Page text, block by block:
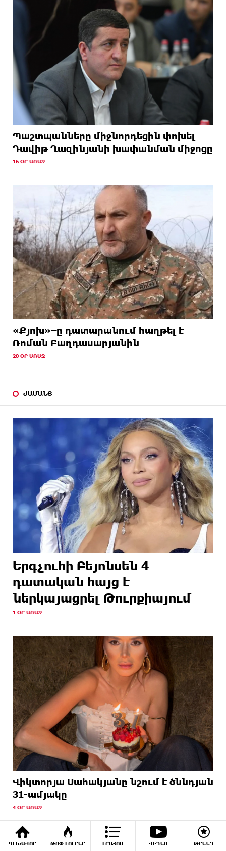
ԳԼԽԱՎՈՐ ԹՈՓ ԼՈՒՐԵՐ ԼՐԱՀՈՍ ՎԻԴԵՈ ԹՐԵՆԴ
Պաշտպանները միջնորդեցին փոխել
Դավիթ Ղազինյանի խափանման միջոցը
16 ՕՐ ԱՌԱՋ
«Քյոխ»–ը դատարանում հաղթել է
Ռոման Բաղդասարյանին
20 ՕՐ ԱՌԱՋ
ԺԱՄԱՆՑ
Երգչուհի Բեյոնսեն ​​4
դատական հայց է
ներկայացրել Թուրքիայում
1 ՕՐ ԱՌԱՋ
Վիկտորյա Սահակյանը նշում է ծննդյան
31-ամյակը
4 ՕՐ ԱՌԱՋ